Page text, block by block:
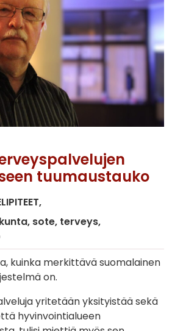
tuumaustauko
sote terveys
kuinka merkittävä suomalainen
on.
yritetään yksityistää sekä
hyvinvointialueen